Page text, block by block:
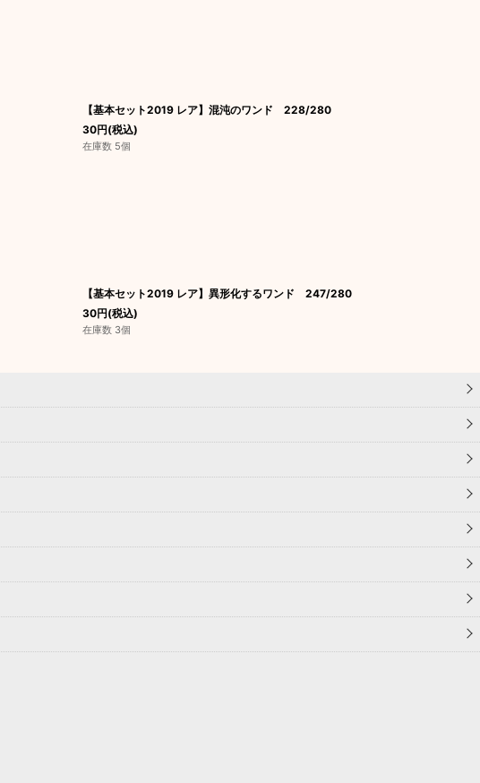
【基本セット2019 レア】混沌のワンド 228/280
30円(税込)
在庫数 5個
【基本セット2019 レア】異形化するワンド 247/280
30円(税込)
在庫数 3個